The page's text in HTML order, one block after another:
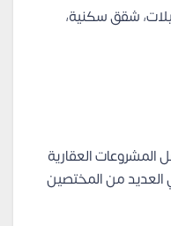
شقق سكنية،
العقارية
من المختصين